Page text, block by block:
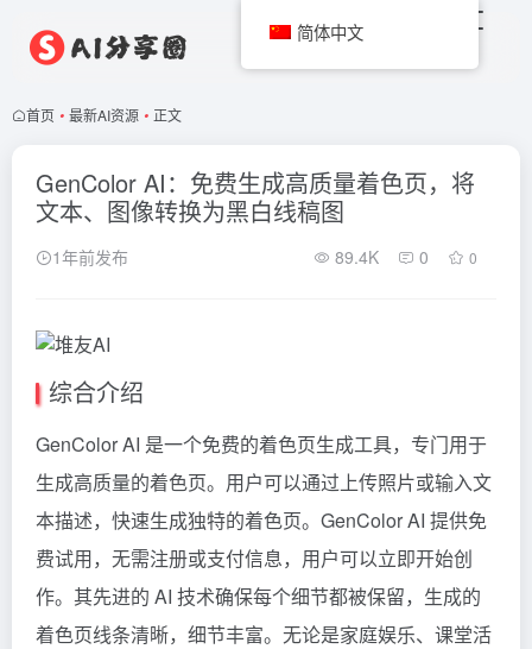
首页 • 最新AI资源 • 正文
GenColor AI：免费生成高质量着色页，将
文本、图像转换为黑白线稿图
1年前发布 89.4K 0 0
综合介绍
GenColor AI 是一个免费的着色页生成工具，专门用于
生成高质量的着色页。用户可以通过上传照片或输入文
本描述，快速生成独特的着色页。GenColor AI 提供免
费试用，无需注册或支付信息，用户可以立即开始创
作。其先进的 AI 技术确保每个细节都被保留，生成的
着色页线条清晰，细节丰富。无论是家庭娱乐、课堂活
简体中文